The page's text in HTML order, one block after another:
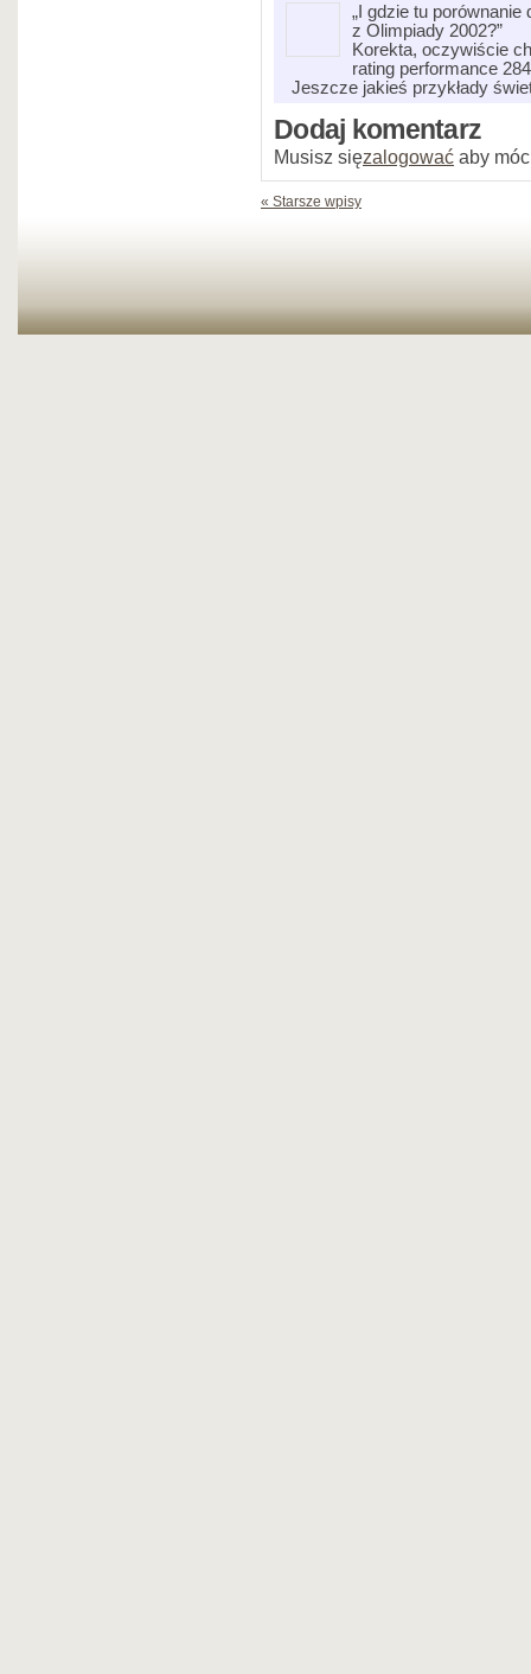
„I gdzie tu
z Olimpiady 2002?”
Korekta, oczywiście
rating performance
Jeszcze jakieś przykłady
Dodaj komentarz
Musisz sięzalogować aby
« Starsze wpisy